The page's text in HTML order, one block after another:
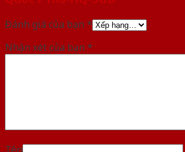
Đánh giá của bạn *
Nhận xét của bạn *